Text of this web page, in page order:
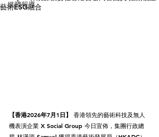
媒體報導
藝術ESG融合
【香港2026年7月1日】
香港領先的藝術科技及無人
機表演企業 X Social Group 今日宣佈，集團行政總